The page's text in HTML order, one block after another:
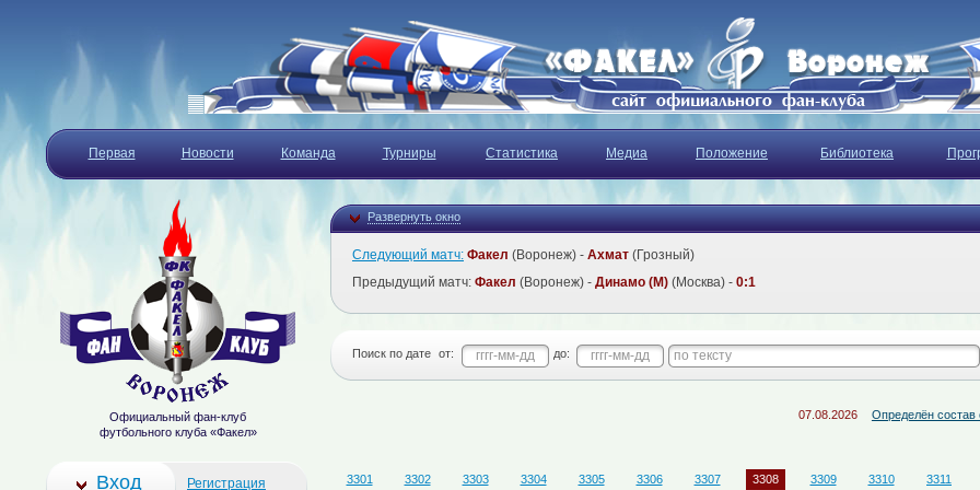
Первая Новости Команда Турниры Статистика Медиа Положение Библиотека
Развернуть окно
Следующий матч: Факел (Воронеж) - Ахмат (Грозный)
Предыдущий матч: Факел (Воронеж) - Динамо (М) (Москва) - 0:1
Поиск по дате от: до:
07.08.2026 Определён состав
3301 3302 3303 3304 3305 3306 3307 3308 3309 3310 3311
Официальный фан-клуб
футбольного клуба «Факел»
Вход Регистрация